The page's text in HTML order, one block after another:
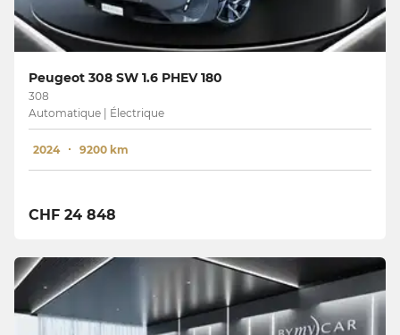
Peugeot 308 SW 1.6 PHEV 180
308
Automatique | Électrique
2024 9200 km
CHF 24 848